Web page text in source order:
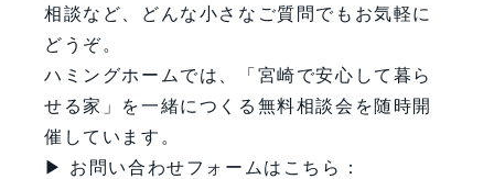
相談など、どんな小さなご質問でもお気軽に
どうぞ。
ハミングホームでは、「宮崎で安心して暮ら
せる家」を一緒につくる無料相談会を随時開
催しています。
▶ お問い合わせフォームはこちら：